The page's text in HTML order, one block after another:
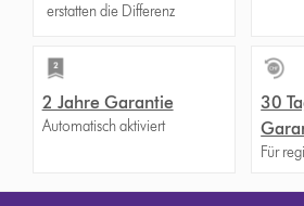
erstatten die Differenz
2 Jahre Garantie
Automatisch aktiviert
30
Für